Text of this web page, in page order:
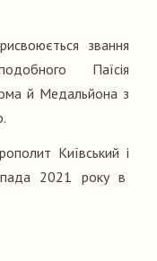
звання
Паїсія
й Медальйона з
Київський і
2021 року в